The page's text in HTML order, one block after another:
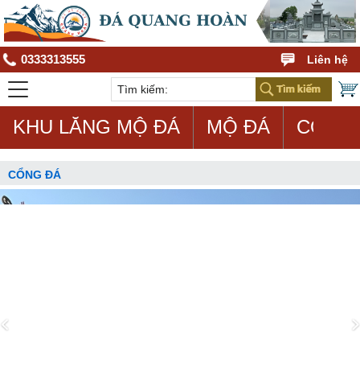
0333313555 Liên hệ
KHU LĂNG MỘ ĐÁ MỘ ĐÁ CON
CỔNG ĐÁ